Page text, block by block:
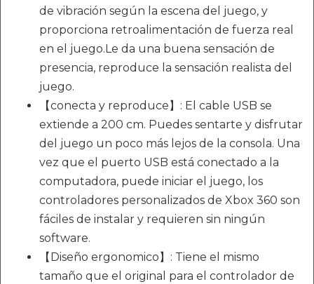
de vibración según la escena del juego, y
proporciona retroalimentación de fuerza real
en el juego.Le da una buena sensación de
presencia, reproduce la sensación realista del
juego.
【conecta y reproduce】: El cable USB se
extiende a 200 cm. Puedes sentarte y disfrutar
del juego un poco más lejos de la consola. Una
vez que el puerto USB está conectado a la
computadora, puede iniciar el juego, los
controladores personalizados de Xbox 360 son
fáciles de instalar y requieren sin ningún
software.
【Diseño ergonomico】: Tiene el mismo
tamaño que el original para el controlador de